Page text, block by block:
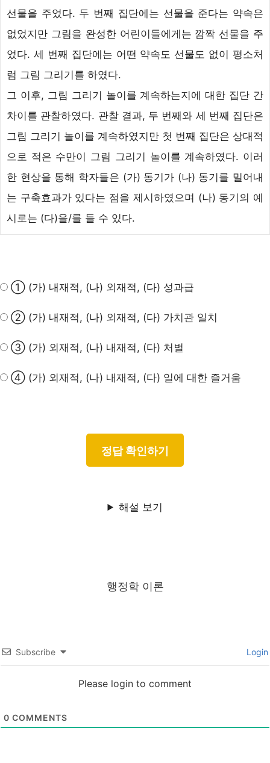
선물을 주었다. 두 번째 집단에는 선물을 준다는 약속은
없었지만 그림을 완성한 어린이들에게는 깜짝 선물을 주
었다. 세 번째 집단에는 어떤 약속도 선물도 없이 평소처
럼 그림 그리기를 하였다.
그 이후, 그림 그리기 놀이를 계속하는지에 대한 집단 간
차이를 관찰하였다. 관찰 결과, 두 번째와 세 번째 집단은
그림 그리기 놀이를 계속하였지만 첫 번째 집단은 상대적
으로 적은 수만이 그림 그리기 놀이를 계속하였다. 이러
한 현상을 통해 학자들은 (가) 동기가 (나) 동기를 밀어내
는 구축효과가 있다는 점을 제시하였으며 (나) 동기의 예
시로는 (다)을/를 들 수 있다.
① (가) 내재적, (나) 외재적, (다) 성과급
② (가) 내재적, (나) 외재적, (다) 가치관 일치
③ (가) 외재적, (나) 내재적, (다) 처벌
④ (가) 외재적, (나) 내재적, (다) 일에 대한 즐거움
해설 보기
행정학 이론
Subscribe Login
Please login to comment
0 COMMENTS